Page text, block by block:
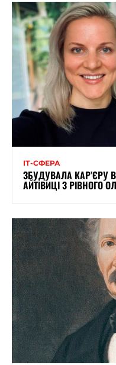
ІТ-СФЕРА
ЗБУДУВАЛА КАР’ЄРУ В
АЙТІВИЦІ З РІВНОГО